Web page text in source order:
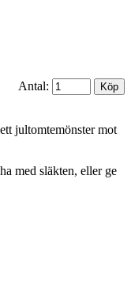
Antal:
jultomtemönster mot
med släkten, eller ge